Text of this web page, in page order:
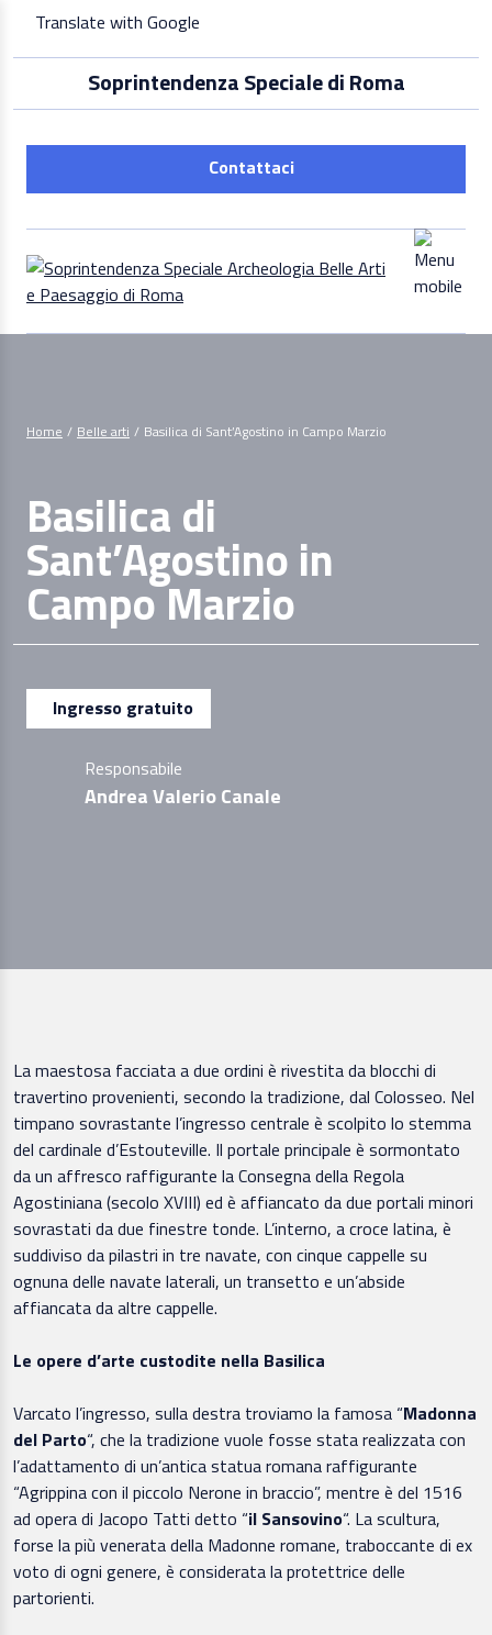
content
Translate with Google
Soprintendenza Speciale di Roma
Contattaci
Home / Belle arti / Basilica di Sant’Agostino in Campo Marzio
Basilica di
Sant’Agostino in
Campo Marzio
Ingresso gratuito
Responsabile
Andrea Valerio Canale
La maestosa facciata a due ordini è rivestita da blocchi di
travertino provenienti, secondo la tradizione, dal Colosseo. Nel
timpano sovrastante l’ingresso centrale è scolpito lo stemma
del cardinale d’Estouteville. Il portale principale è sormontato
da un affresco raffigurante la Consegna della Regola
Agostiniana (secolo XVIII) ed è affiancato da due portali minori
sovrastati da due finestre tonde. L’interno, a croce latina, è
suddiviso da pilastri in tre navate, con cinque cappelle su
ognuna delle navate laterali, un transetto e un’abside
affiancata da altre cappelle.
Le opere d’arte custodite nella Basilica
Varcato l’ingresso, sulla destra troviamo la famosa “Madonna
del Parto“, che la tradizione vuole fosse stata realizzata con
l’adattamento di un’antica statua romana raffigurante
“Agrippina con il piccolo Nerone in braccio”, mentre è del 1516
ad opera di Jacopo Tatti detto “il Sansovino“. La scultura,
forse la più venerata della Madonne romane, traboccante di ex
voto di ogni genere, è considerata la protettrice delle
partorienti.